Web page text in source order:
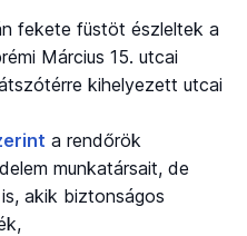
fekete füstöt észleltek a
Március 15. utcai
kihelyezett utcai
a rendőrök
munkatársait, de
akik biztonságos